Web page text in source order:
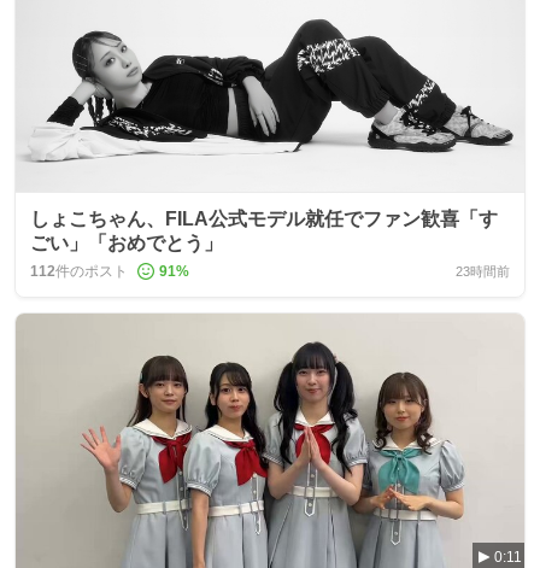
しょこちゃん、FILA公式モデル就任でファン歓喜「す
ごい」「おめでとう」
112件のポスト 91% 23時間前
0:11